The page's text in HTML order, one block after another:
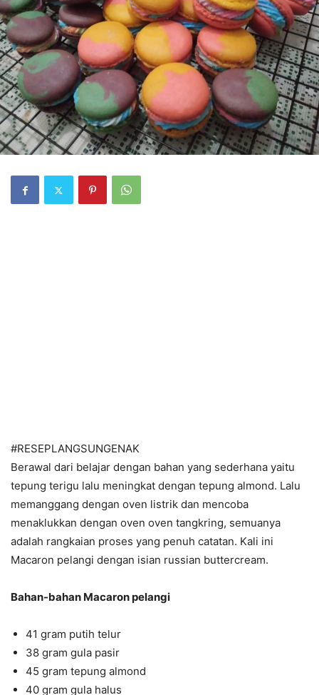
#RESEPLANGSUNGENAK
Berawal dari belajar dengan bahan yang sederhana yaitu
tepung terigu lalu meningkat dengan tepung almond. Lalu
memanggang dengan oven listrik dan mencoba
menaklukkan dengan oven oven tangkring, semuanya
adalah rangkaian proses yang penuh catatan. Kali ini
Macaron pelangi dengan isian russian buttercream.
Bahan-bahan Macaron pelangi
41 gram putih telur
38 gram gula pasir
45 gram tepung almond
40 gram gula halus